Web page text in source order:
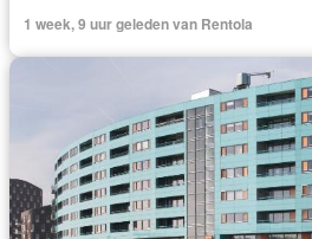
1 week, 9 uur geleden van Rentola